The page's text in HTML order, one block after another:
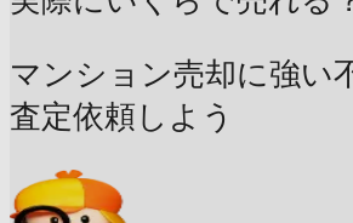
マンション売却に強い
査定依頼しよう